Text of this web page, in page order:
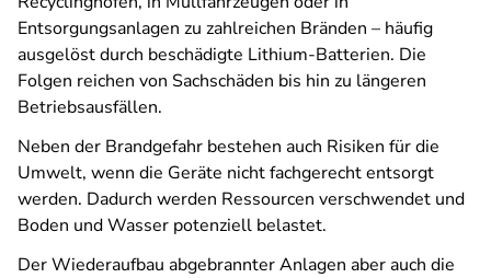
Entsorgungsanlagen zu zahlreichen Bränden – häufig
ausgelöst durch beschädigte Lithium-Batterien. Die
Folgen reichen von Sachschäden bis hin zu längeren
Betriebsausfällen.
Neben der Brandgefahr bestehen auch Risiken für die
Umwelt, wenn die Geräte nicht fachgerecht entsorgt
werden. Dadurch werden Ressourcen verschwendet und
Boden und Wasser potenziell belastet.
Der Wiederaufbau abgebrannter Anlagen aber auch die